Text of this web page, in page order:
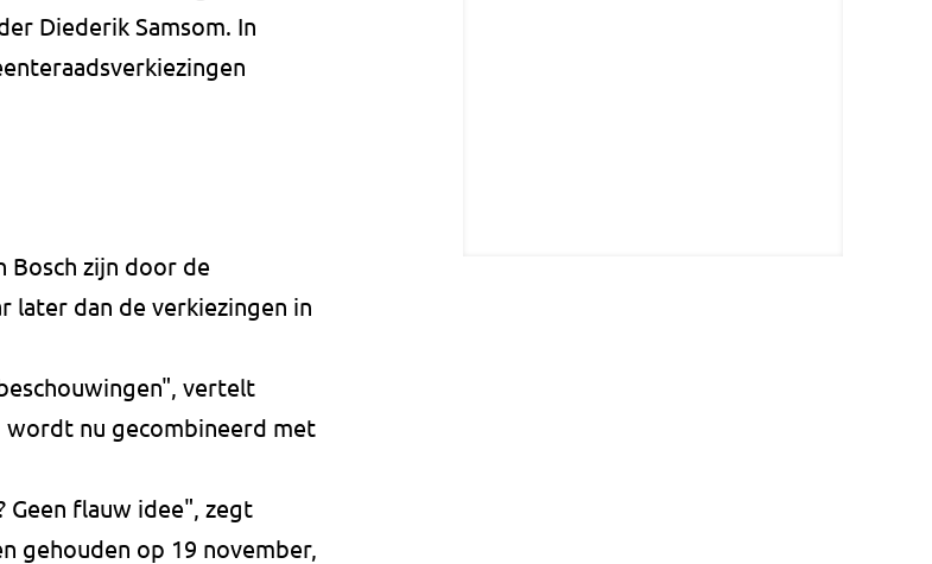
Diederik Samsom. In
Bosch zijn door de
later dan de verkiezingen in
vertelt
wordt nu gecombineerd met
Geen flauw idee", zegt
gehouden op 19 november,